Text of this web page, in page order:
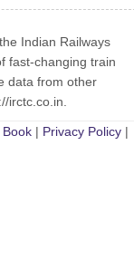
Indian Railways
fast-changing train
data from other
irctc.co.in.
Book | Privacy Policy |